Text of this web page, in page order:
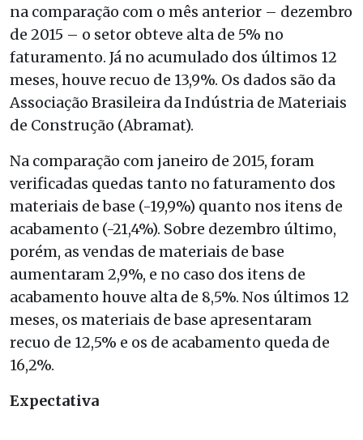
na comparação com o mês anterior – dezembro
de 2015 – o setor obteve alta de 5% no
faturamento. Já no acumulado dos últimos 12
meses, houve recuo de 13,9%. Os dados são da
Associação Brasileira da Indústria de Materiais
de Construção (Abramat).
Na comparação com janeiro de 2015, foram
verificadas quedas tanto no faturamento dos
materiais de base (-19,9%) quanto nos itens de
acabamento (-21,4%). Sobre dezembro último,
porém, as vendas de materiais de base
aumentaram 2,9%, e no caso dos itens de
acabamento houve alta de 8,5%. Nos últimos 12
meses, os materiais de base apresentaram
recuo de 12,5% e os de acabamento queda de
16,2%.
Expectativa